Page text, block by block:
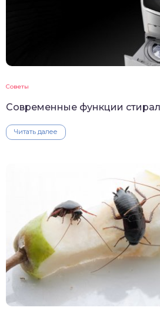
Советы
Современные функции
Читать далее